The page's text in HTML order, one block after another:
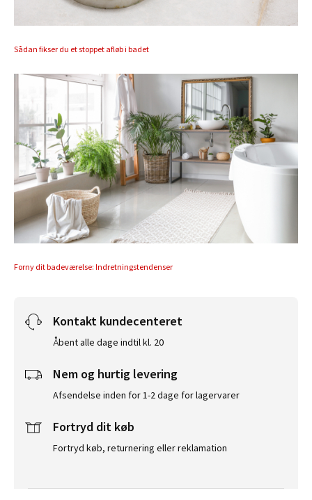
Sådan fikser du et stoppet afløb i badet
Forny dit badeværelse: Indretningstendenser
Kontakt kundecenteret
Åbent alle dage indtil kl. 20
Nem og hurtig levering
Afsendelse inden for 1-2 dage for lagervarer
Fortryd dit køb
Fortryd køb, returnering eller reklamation